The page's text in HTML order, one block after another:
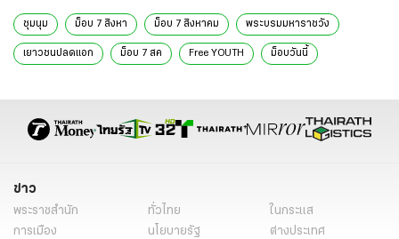
ชุมนุม ม็อบ 7 สิงหา ม็อบ 7 สิงหาคม พระบรมมหาราชวัง
เยาวชนปลดแอก ม็อบ 7 สค Free YOUTH ม็อบวันนี้
ข่าว
พระราชสำนัก ทั่วไทย
ในกระแส
การเมือง
นโยบายรัฐ
ต่างประเทศ